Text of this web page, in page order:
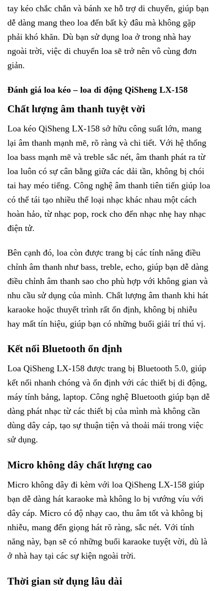
tay kéo chắc chắn và bánh xe hỗ trợ di chuyển, giúp bạn
dễ dàng mang theo loa đến bất kỳ đâu mà không gặp
phải khó khăn. Dù bạn sử dụng loa ở trong nhà hay
ngoài trời, việc di chuyển loa sẽ trở nên vô cùng đơn
giản.
Đánh giá loa kéo – loa di động QiSheng LX-158
Chất lượng âm thanh tuyệt vời
Loa kéo QiSheng LX-158 sở hữu công suất lớn, mang
lại âm thanh mạnh mẽ, rõ ràng và chi tiết. Với hệ thống
loa bass mạnh mẽ và treble sắc nét, âm thanh phát ra từ
loa luôn có sự cân bằng giữa các dải tần, không bị chói
tai hay méo tiếng. Công nghệ âm thanh tiên tiến giúp loa
có thể tái tạo nhiều thể loại nhạc khác nhau một cách
hoàn hảo, từ nhạc pop, rock cho đến nhạc nhẹ hay nhạc
điện tử.
Bên cạnh đó, loa còn được trang bị các tính năng điều
chỉnh âm thanh như bass, treble, echo, giúp bạn dễ dàng
điều chỉnh âm thanh sao cho phù hợp với không gian và
nhu cầu sử dụng của mình. Chất lượng âm thanh khi hát
karaoke hoặc thuyết trình rất ổn định, không bị nhiễu
hay mất tín hiệu, giúp bạn có những buổi giải trí thú vị.
Kết nối Bluetooth ổn định
Loa QiSheng LX-158 được trang bị Bluetooth 5.0, giúp
kết nối nhanh chóng và ổn định với các thiết bị di động,
máy tính bảng, laptop. Công nghệ Bluetooth giúp bạn dễ
dàng phát nhạc từ các thiết bị của mình mà không cần
dùng dây cáp, tạo sự thuận tiện và thoải mái trong việc
sử dụng.
Micro không dây chất lượng cao
Micro không dây đi kèm với loa QiSheng LX-158 giúp
bạn dễ dàng hát karaoke mà không lo bị vướng víu với
dây cáp. Micro có độ nhạy cao, thu âm tốt và không bị
nhiễu, mang đến giọng hát rõ ràng, sắc nét. Với tính
năng này, bạn sẽ có những buổi karaoke tuyệt vời, dù là
ở nhà hay tại các sự kiện ngoài trời.
Thời gian sử dụng lâu dài